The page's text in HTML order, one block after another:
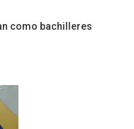
como bachilleres